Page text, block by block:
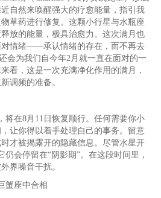
自然来唤醒强大的疗愈能量，指引我
草药进行修复。这颗小行星与水瓶座
放的能量，极具治愈力。这次满月也
对情绪——承认情绪的存在，而不再去
会为我们自今年2月就一直在面对的一
看，这是一次充满净化作用的满月，
调频的准备。
将在8月11日恢复顺行。任何需要你小
让你得以着手处理自己的事务。留意
才被揭露开的隐藏信息。尽管水星开
会停留在“阴影期”。在这段时间里，
界噪音干扰。
蟹座中合相